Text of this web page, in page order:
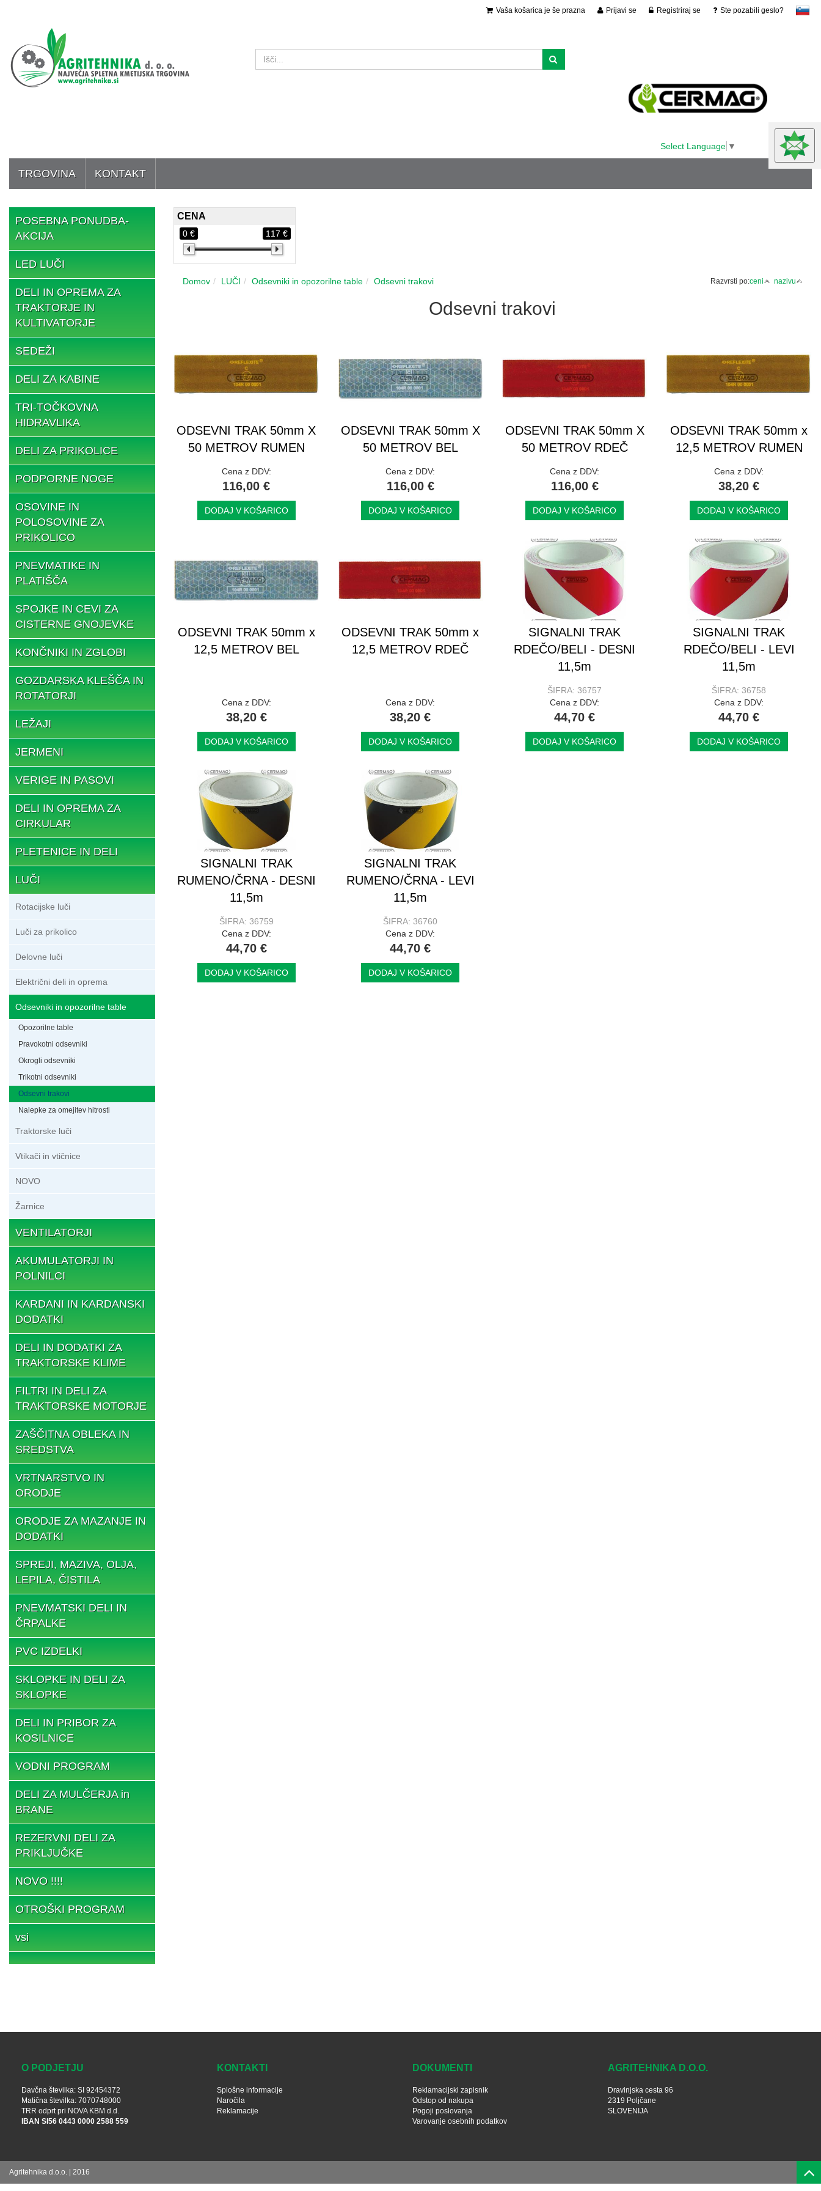
slovensko
Prijavi se Registriraj se Ste pozabili geslo?
Vaša košarica je še prazna
Select Language ▼
TRGOVINA KONTAKT
POSEBNA PONUDBA-
AKCIJA
LED LUČI
DELI IN OPREMA ZA
TRAKTORJE IN
KULTIVATORJE
SEDEŽI
DELI ZA KABINE
TRI-TOČKOVNA
HIDRAVLIKA
DELI ZA PRIKOLICE
PODPORNE NOGE
OSOVINE IN
POLOSOVINE ZA
PRIKOLICO
PNEVMATIKE IN
PLATIŠČA
SPOJKE IN CEVI ZA
CISTERNE GNOJEVKE
KONČNIKI IN ZGLOBI
GOZDARSKA KLEŠČA IN
ROTATORJI
LEŽAJI
JERMENI
VERIGE IN PASOVI
DELI IN OPREMA ZA
CIRKULAR
PLETENICE IN DELI
LUČI
Rotacijske luči
Luči za prikolico
Delovne luči
Električni deli in oprema
Odsevniki in opozorilne table
Opozorilne table
Pravokotni odsevniki
Okrogli odsevniki
Trikotni odsevniki
Odsevni trakovi
Nalepke za omejitev hitrosti
Traktorske luči
Vtikači in vtičnice
NOVO
Žarnice
VENTILATORJI
AKUMULATORJI IN
POLNILCI
KARDANI IN KARDANSKI
DODATKI
DELI IN DODATKI ZA
TRAKTORSKE KLIME
FILTRI IN DELI ZA
TRAKTORSKE MOTORJE
ZAŠČITNA OBLEKA IN
SREDSTVA
VRTNARSTVO IN
ORODJE
ORODJE ZA MAZANJE IN
DODATKI
SPREJI, MAZIVA, OLJA,
LEPILA, ČISTILA
PNEVMATSKI DELI IN
ČRPALKE
PVC IZDELKI
SKLOPKE IN DELI ZA
SKLOPKE
DELI IN PRIBOR ZA
KOSILNICE
VODNI PROGRAM
DELI ZA MULČERJA in
BRANE
REZERVNI DELI ZA
PRIKLJUČKE
NOVO !!!!
OTROŠKI PROGRAM
vsi
CENA
0 € 117 €
Domov LUČI Odsevniki in opozorilne table Odsevni trakovi Razvrsti po:ceni nazivu
Odsevni trakovi
ODSEVNI TRAK 50mm X
50 METROV RUMEN
Cena z DDV:
116,00 €
DODAJ V KOŠARICO
ODSEVNI TRAK 50mm X
50 METROV BEL
Cena z DDV:
116,00 €
DODAJ V KOŠARICO
ODSEVNI TRAK 50mm X
50 METROV RDEČ
Cena z DDV:
116,00 €
DODAJ V KOŠARICO
ODSEVNI TRAK 50mm x
12,5 METROV RUMEN
Cena z DDV:
38,20 €
DODAJ V KOŠARICO
ODSEVNI TRAK 50mm x
12,5 METROV BEL
Cena z DDV:
38,20 €
DODAJ V KOŠARICO
ODSEVNI TRAK 50mm x
12,5 METROV RDEČ
Cena z DDV:
38,20 €
DODAJ V KOŠARICO
SIGNALNI TRAK
RDEČO/BELI - DESNI
11,5m
ŠIFRA: 36757
Cena z DDV:
44,70 €
DODAJ V KOŠARICO
SIGNALNI TRAK
RDEČO/BELI - LEVI
11,5m
ŠIFRA: 36758
Cena z DDV:
44,70 €
DODAJ V KOŠARICO
SIGNALNI TRAK
RUMENO/ČRNA - DESNI
11,5m
ŠIFRA: 36759
Cena z DDV:
44,70 €
DODAJ V KOŠARICO
SIGNALNI TRAK
RUMENO/ČRNA - LEVI
11,5m
ŠIFRA: 36760
Cena z DDV:
44,70 €
DODAJ V KOŠARICO
O PODJETJU
Davčna številka: SI 92454372
Matična številka: 7070748000
TRR odprt pri NOVA KBM d.d.
IBAN SI56 0443 0000 2588 559
KONTAKTI
Splošne informacije
Naročila
Reklamacije
DOKUMENTI
Reklamacijski zapisnik
Odstop od nakupa
Pogoji poslovanja
Varovanje osebnih podatkov
AGRITEHNIKA D.O.O.
Dravinjska cesta 96
2319 Poljčane
SLOVENIJA
Agritehnika d.o.o. | 2016